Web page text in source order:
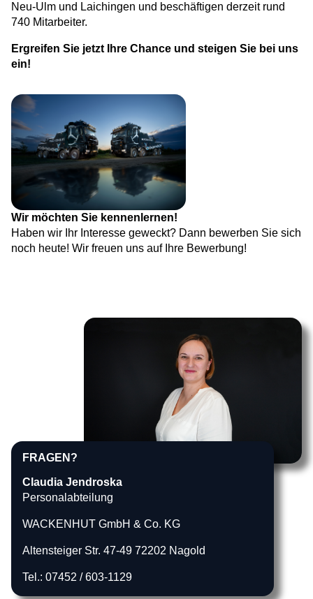
Neu-Ulm und Laichingen und beschäftigen derzeit rund
740 Mitarbeiter.
Ergreifen Sie jetzt Ihre Chance und steigen Sie bei uns
ein!
Wir möchten Sie kennenlernen!
Haben wir Ihr Interesse geweckt? Dann bewerben Sie sich
noch heute! Wir freuen uns auf Ihre Bewerbung!
FRAGEN?
Claudia Jendroska
Personalabteilung
WACKENHUT GmbH & Co. KG
Altensteiger Str. 47-49 72202 Nagold
Tel.: 07452 / 603-1129